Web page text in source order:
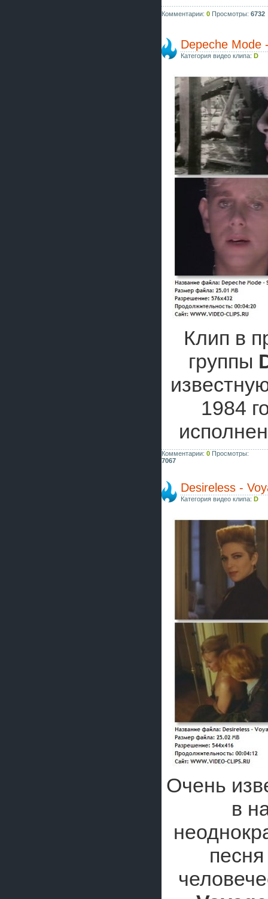
Комментарии: 0 Просмотры: 6732
Depeche Mode
Категория видео клипа: D
Клип в
группы
1984
Комментарии: 0 Просмотры:
7067
Desireless -
Категория видео клипа: D
Очень
в